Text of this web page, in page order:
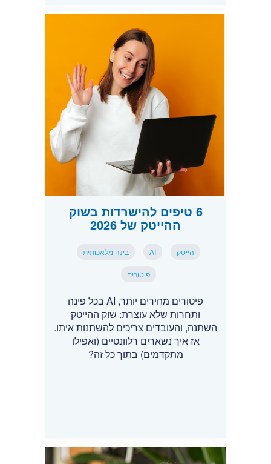
6 טיפים להישרדות בשוק
ההייטק של 2026
הייטק AI בינה מלאכותית
פיטורים
פיטורים מהירים יותר, AI בכל פינה
ותחרות שלא עוצרת: שוק ההייטק
השתנה, והעובדים צריכים להשתנות איתו.
אז איך נשארים רלוונטיים (ואפילו
מתקדמים) בתוך כל זה?